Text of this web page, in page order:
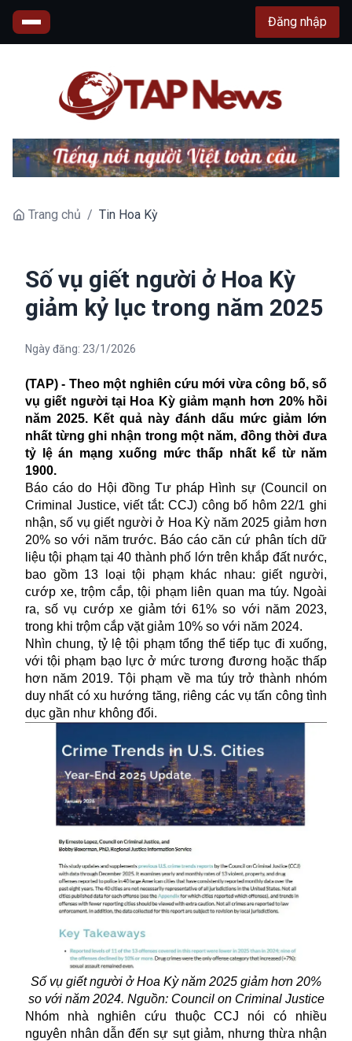
Đăng nhập
Trang chủ / Tin Hoa Kỳ
Số vụ giết người ở Hoa Kỳ
giảm kỷ lục trong năm 2025
Ngày đăng: 23/1/2026
(TAP) - Theo một nghiên cứu mới vừa công bố, số
vụ giết người tại Hoa Kỳ giảm mạnh hơn 20% hồi
năm 2025. Kết quả này đánh dấu mức giảm lớn
nhất từng ghi nhận trong một năm, đồng thời đưa
tỷ lệ án mạng xuống mức thấp nhất kể từ năm
1900.
Báo cáo do Hội đồng Tư pháp Hình sự (Council on
Criminal Justice, viết tắt: CCJ) công bố hôm 22/1 ghi
nhận, số vụ giết người ở Hoa Kỳ năm 2025 giảm hơn
20% so với năm trước. Báo cáo căn cứ phân tích dữ
liệu tội phạm tại 40 thành phố lớn trên khắp đất nước,
bao gồm 13 loại tội phạm khác nhau: giết người,
cướp xe, trộm cắp, tội phạm liên quan ma túy. Ngoài
ra, số vụ cướp xe giảm tới 61% so với năm 2023,
trong khi trộm cắp vặt giảm 10% so với năm 2024.
Nhìn chung, tỷ lệ tội phạm tổng thể tiếp tục đi xuống,
với tội phạm bạo lực ở mức tương đương hoặc thấp
hơn năm 2019. Tội phạm về ma túy trở thành nhóm
duy nhất có xu hướng tăng, riêng các vụ tấn công tình
dục gần như không đổi.
Số vụ giết người ở Hoa Kỳ năm 2025 giảm hơn 20%
so với năm 2024. Nguồn: Council on Criminal Justice
Nhóm nhà nghiên cứu thuộc CCJ nói có nhiều
nguyên nhân dẫn đến sự sụt giảm, nhưng thừa nhận